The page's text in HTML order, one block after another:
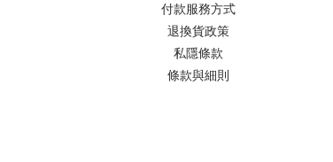
付款服務方式
退換貨政策
私隱條款
條款與細則